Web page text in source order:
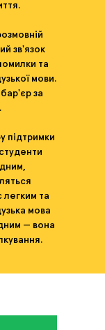
зв'язок
та
мови.
за
підтримки
легким та
мова
— вона